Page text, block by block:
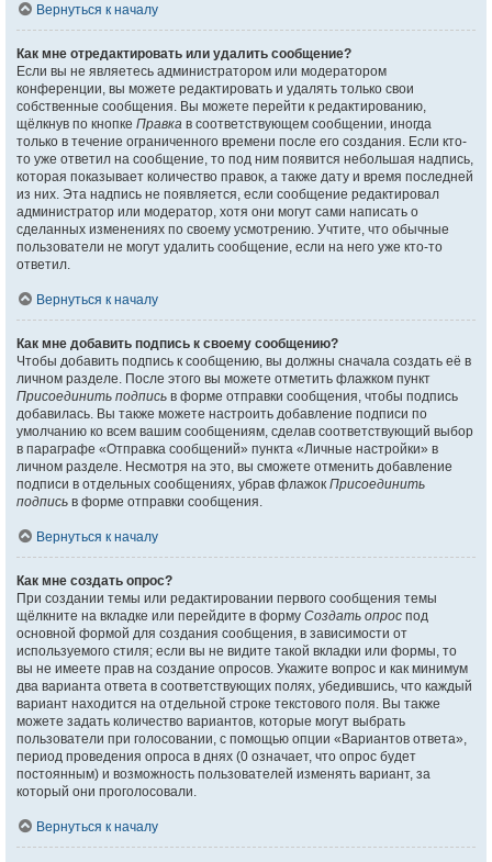
Вернуться к началу
Как мне отредактировать или удалить сообщение?
Если вы не являетесь администратором или модератором
конференции, вы можете редактировать и удалять только свои
собственные сообщения. Вы можете перейти к редактированию,
щёлкнув по кнопке Правка в соответствующем сообщении, иногда
только в течение ограниченного времени после его создания. Если кто-
то уже ответил на сообщение, то под ним появится небольшая надпись,
которая показывает количество правок, а также дату и время последней
из них. Эта надпись не появляется, если сообщение редактировал
администратор или модератор, хотя они могут сами написать о
сделанных изменениях по своему усмотрению. Учтите, что обычные
пользователи не могут удалить сообщение, если на него уже кто-то
ответил.
Вернуться к началу
Как мне добавить подпись к своему сообщению?
Чтобы добавить подпись к сообщению, вы должны сначала создать её в
личном разделе. После этого вы можете отметить флажком пункт
Присоединить подпись в форме отправки сообщения, чтобы подпись
добавилась. Вы также можете настроить добавление подписи по
умолчанию ко всем вашим сообщениям, сделав соответствующий выбор
в параграфе «Отправка сообщений» пункта «Личные настройки» в
личном разделе. Несмотря на это, вы сможете отменить добавление
подписи в отдельных сообщениях, убрав флажок Присоединить
подпись в форме отправки сообщения.
Вернуться к началу
Как мне создать опрос?
При создании темы или редактировании первого сообщения темы
щёлкните на вкладке или перейдите в форму Создать опрос под
основной формой для создания сообщения, в зависимости от
используемого стиля; если вы не видите такой вкладки или формы, то
вы не имеете прав на создание опросов. Укажите вопрос и как минимум
два варианта ответа в соответствующих полях, убедившись, что каждый
вариант находится на отдельной строке текстового поля. Вы также
можете задать количество вариантов, которые могут выбрать
пользователи при голосовании, с помощью опции «Вариантов ответа»,
период проведения опроса в днях (0 означает, что опрос будет
постоянным) и возможность пользователей изменять вариант, за
который они проголосовали.
Вернуться к началу